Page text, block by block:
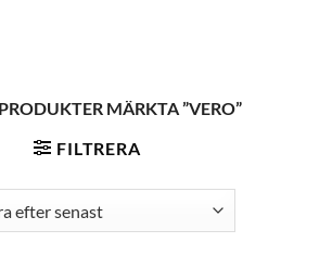
PRODUKTER MÄRKTA ”VERO”
FILTRERA